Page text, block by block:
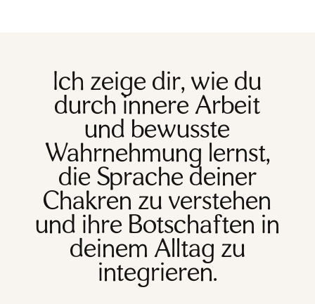
Ich zeige dir, wie du
durch innere Arbeit
und bewusste
Wahrnehmung lernst,
die Sprache deiner
Chakren zu verstehen
und ihre Botschaften in
deinem Alltag zu
integrieren.